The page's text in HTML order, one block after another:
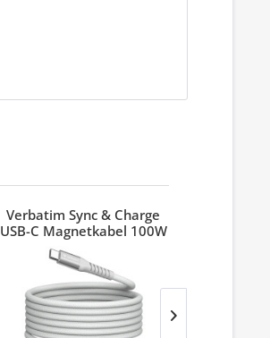
Verbatim Sync & Charge
USB-C Magnetkabel 100W